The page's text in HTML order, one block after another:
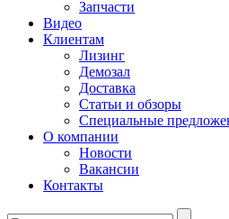
Запчасти
Видео
Клиентам
Лизинг
Демозал
Доставка
Статьи и обзоры
Специальные
О компании
Новости
Вакансии
Контакты